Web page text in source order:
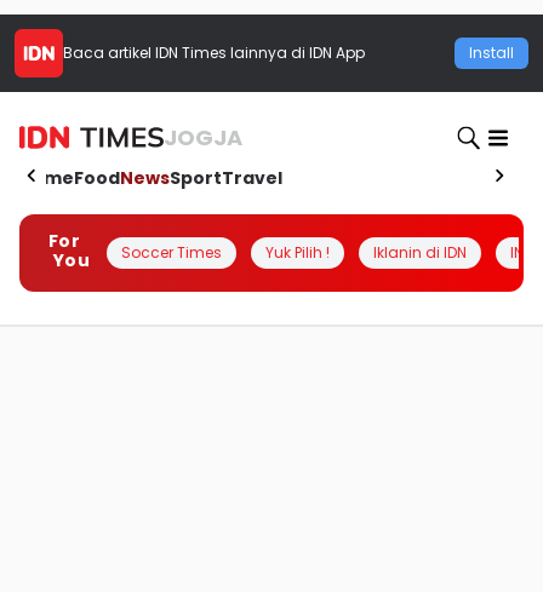
Baca artikel IDN Times lainnya di IDN App Install
JOGJA
HomeFoodNewsSportTravel
For
You
Soccer Times Yuk Pilih ! Iklanin di IDN